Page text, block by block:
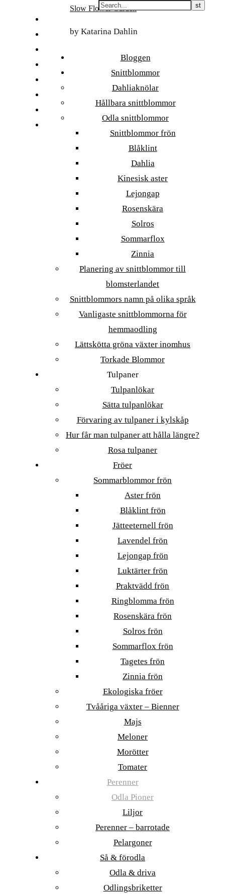
Slow Flower Garden
by Katarina Dahlin
Bloggen
Snittblommor
Dahliaknölar
Hållbara snittblommor
Odla snittblommor
Snittblommor frön
Blåklint
Dahlia
Kinesisk aster
Lejongap
Rosenskära
Solros
Sommarflox
Zinnia
Planering av snittblommor till
blomsterlandet
Snittblommors namn på olika språk
Vanligaste snittblommorna för
hemmaodling
Lättskötta gröna växter inomhus
Torkade Blommor
Tulpaner
Tulpanlökar
Sätta tulpanlökar
Förvaring av tulpaner i kylskåp
Hur får man tulpaner att hålla längre?
Rosa tulpaner
Fröer
Sommarblommor frön
Aster frön
Blåklint frön
Jätteeternell frön
Lavendel frön
Lejongap frön
Luktärter frön
Praktvädd frön
Ringblomma frön
Rosenskära frön
Solros frön
Sommarflox frön
Tagetes frön
Zinnia frön
Ekologiska fröer
Tvååriga växter – Bienner
Majs
Meloner
Morötter
Tomater
Perenner
Odla Pioner
Liljor
Perenner – barrotade
Pelargoner
Så & förodla
Odla & driva
Odlingsbriketter